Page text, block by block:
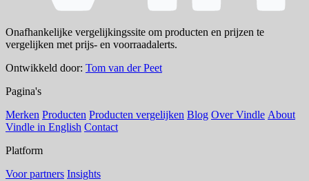
Onafhankelijke vergelijkingssite om producten en prijzen te
vergelijken met prijs- en voorraadalerts.
Ontwikkeld door: Tom van der Peet
Pagina's
Merken Producten Producten vergelijken Blog Over Vindle About
Vindle in English Contact
Platform
Voor partners Insights